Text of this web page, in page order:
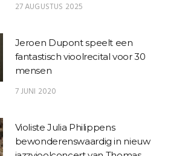
27 AUGUSTUS 2025
Jeroen Dupont speelt een
fantastisch vioolrecital voor 30
mensen
7 JUNI 2020
Violiste Julia Philippens
bewonderenswaardig in nieuw